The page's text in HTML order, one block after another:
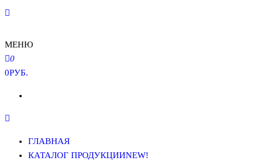
МЕНЮ
0
0РУБ.
ГЛАВНАЯ
КАТАЛОГ ПРОДУКЦИИNEW!